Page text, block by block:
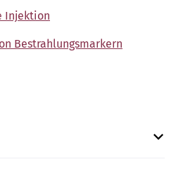
Injektion
Bestrahlungsmarkern